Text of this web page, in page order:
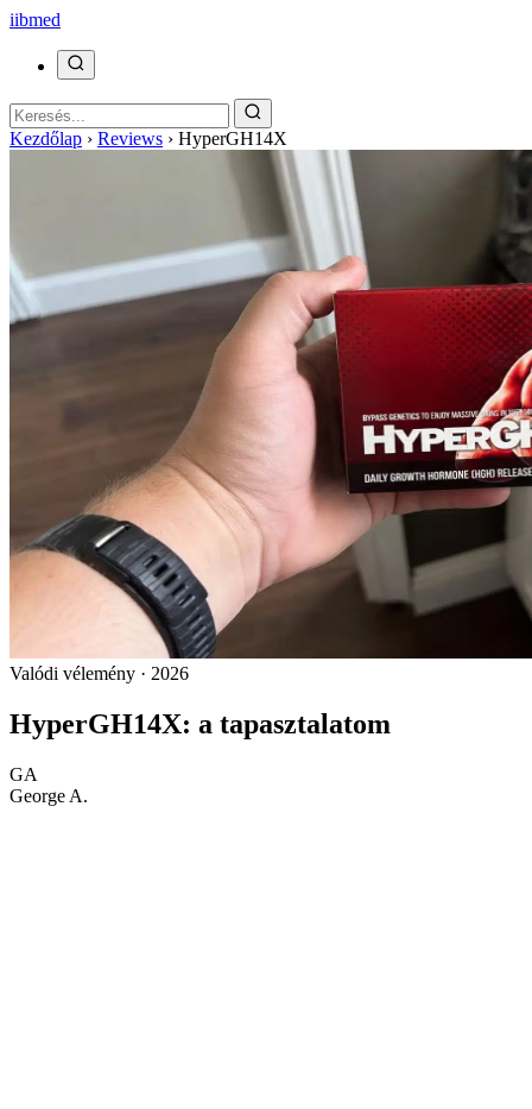
iibmed
Kezdőlap › Reviews › HyperGH14X
Valódi vélemény · 2026
HyperGH14X: a tapasztalatom
GA
George A.